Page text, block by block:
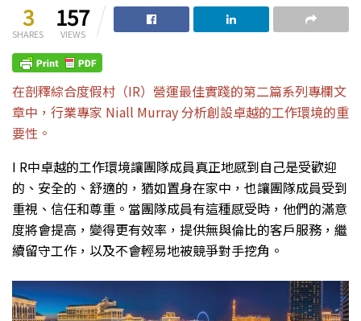
3
SHARES
157
VIEWS
在剖釋綜合度假村（IR）營運最佳實踐的第二篇系列專欄文
章中，行業專家 Niall Murray 分析創設卓越的工作環境的重
要性。
I R中卓越的工作環境讓團隊成員真正地感到自己是受歡迎
的、安全的、舒適的，猶如置身在家中，也讓團隊成員受到
重視、信任和尊重。當團隊成員有這種感受時，他們的滿意
度將會提高，變得更有效率，提供無與倫比的客戶服務，繼
續留守工作，以及不會輕易地被競爭對手挖角。